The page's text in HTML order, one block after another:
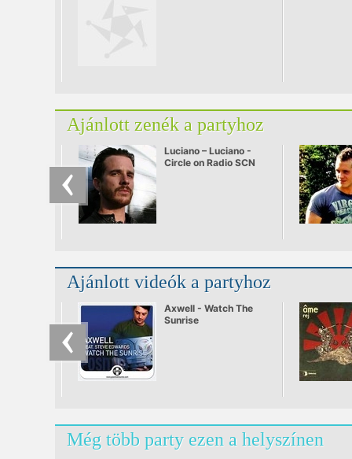
Ajánlott zenék a partyhoz
Luciano – Luciano -
Circle on Radio SCN
Ajánlott videók a partyhoz
Axwell - Watch The
Sunrise
Még több party ezen a helyszínen